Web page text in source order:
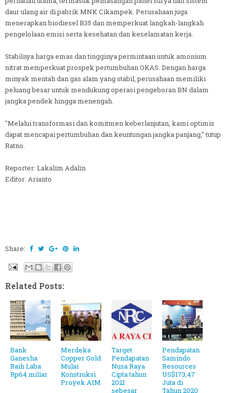
daur ulang air di pabrik MNK Cikampek. Perusahaan juga
menerapkan biodiesel B35 dan memperkuat langkah-langkah
pengelolaan emisi serta kesehatan dan keselamatan kerja.
Stabilnya harga emas dan tingginya permintaan untuk amonium
nitrat memperkuat prospek pertumbuhan OKAS. Dengan harga
minyak mentah dan gas alam yang stabil, perusahaan memiliki
peluang besar untuk mendukung operasi pengeboran BN dalam
jangka pendek hingga menengah.
"Melalui transformasi dan komitmen keberlanjutan, kami optimis
dapat mencapai pertumbuhan dan keuntungan jangka panjang," tutup
Ratno.
Reporter: Lakalim Adalin
Editor: Arianto
Share:
Related Posts:
Bank
Ganesha
Raih Laba
Rp64 miliar
Merdeka
Copper Gold
Mulai
Konstruksi
Proyek AIM
Target
Pendapatan
Nusa Raya
Cipta tahun
2021
sebesar
Pendapatan
Samindo
Resources
US$173,47
Juta di
Tahun 2020